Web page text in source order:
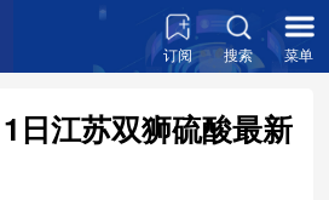
订阅 搜索 菜单
日江苏双狮硫酸最新